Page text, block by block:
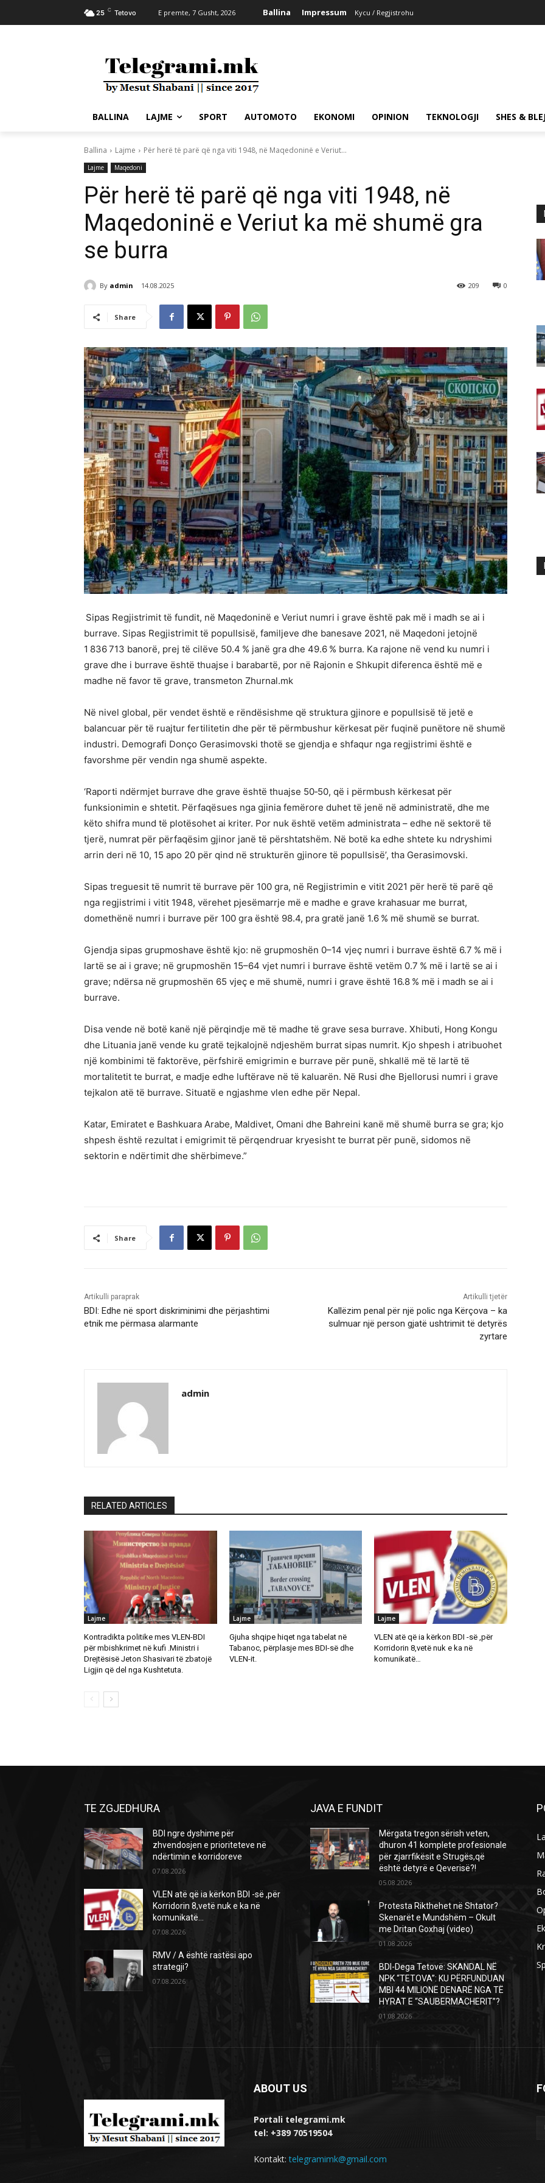
25 C Tetovo E premte, 7 Gusht, 2026 Ballina Impressum Kycu / Regjistrohu
BALLINA LAJME SPORT AUTOMOTO EKONOMI OPINION TEKNOLOGJI SHES &
Ballina Lajme Për herë të parë që nga viti 1948, në Maqedoninë e Veriut...
Lajme Maqedoni
Për herë të parë që nga viti 1948, në
Maqedoninë e Veriut ka më shumë gra
se burra
By admin 14.08.2025 0
209
Share
Sipas Regjistrimit të fundit, në Maqedoninë e Veriut numri i grave është pak më i madh se ai i
burrave. Sipas Regjistrimit të popullsisë, familjeve dhe banesave 2021, në Maqedoni jetojnë
1 836 713 banorë, prej të cilëve 50.4 % janë gra dhe 49.6 % burra. Ka rajone në vend ku numri i
grave dhe i burrave është thuajse i barabartë, por në Rajonin e Shkupit diferenca është më e
madhe në favor të grave, transmeton Zhurnal.mk
Në nivel global, për vendet është e rëndësishme që struktura gjinore e popullsisë të jetë e
balancuar për të ruajtur fertilitetin dhe për të përmbushur kërkesat për fuqinë punëtore në shumë
industri. Demografi Donço Gerasimovski thotë se gjendja e shfaqur nga regjistrimi është e
favorshme për vendin nga shumë aspekte.
‘Raporti ndërmjet burrave dhe grave është thuajse 50‑50, që i përmbush kërkesat për
funksionimin e shtetit. Përfaqësues nga gjinia femërore duhet të jenë në administratë, dhe me
këto shifra mund të plotësohet ai kriter. Por nuk është vetëm administrata – edhe në sektorë të
tjerë, numrat për përfaqësim gjinor janë të përshtatshëm. Në botë ka edhe shtete ku ndryshimi
arrin deri në 10, 15 apo 20 për qind në strukturën gjinore të popullsisë’, tha Gerasimovski.
Sipas treguesit të numrit të burrave për 100 gra, në Regjistrimin e vitit 2021 për herë të parë që
nga regjistrimi i vitit 1948, vërehet pjesëmarrje më e madhe e grave krahasuar me burrat,
domethënë numri i burrave për 100 gra është 98.4, pra gratë janë 1.6 % më shumë se burrat.
Gjendja sipas grupmoshave është kjo: në grupmoshën 0–14 vjeç numri i burrave është 6.7 % më i
lartë se ai i grave; në grupmoshën 15–64 vjet numri i burrave është vetëm 0.7 % më i lartë se ai i
grave; ndërsa në grupmoshën 65 vjeç e më shumë, numri i grave është 16.8 % më i madh se ai i
burrave.
Disa vende në botë kanë një përqindje më të madhe të grave sesa burrave. Xhibuti, Hong Kongu
dhe Lituania janë vende ku gratë tejkalojnë ndjeshëm burrat sipas numrit. Kjo shpesh i atribuohet
një kombinimi të faktorëve, përfshirë emigrimin e burrave për punë, shkallë më të lartë të
mortalitetit te burrat, e madje edhe luftërave në të kaluarën. Në Rusi dhe Bjellorusi numri i grave
tejkalon atë të burrave. Situatë e ngjashme vlen edhe për Nepal.
Katar, Emiratet e Bashkuara Arabe, Maldivet, Omani dhe Bahreini kanë më shumë burra se gra; kjo
shpesh është rezultat i emigrimit të përqendruar kryesisht te burrat për punë, sidomos në
sektorin e ndërtimit dhe shërbimeve.”
Share
Artikulli paraprak
BDI: Edhe në sport diskriminimi dhe përjashtimi
etnik me përmasa alarmante
Artikulli tjetër
Kallëzim penal për një polic nga Kërçova – ka
sulmuar një person gjatë ushtrimit të detyrës
zyrtare
admin
RELATED ARTICLES
Lajme
Kontradikta politike mes VLEN-BDI
për mbishkrimet në kufi .Ministri i
Drejtësisë Jeton Shasivari të zbatojë
Ligjin që del nga Kushtetuta.
Lajme
Gjuha shqipe hiqet nga tabelat në
Tabanoc, përplasje mes BDI-së dhe
VLEN-it.
Lajme
VLEN atë që ia kërkon BDI -së ,për
Korridorin 8,vetë nuk e ka në
komunikatë…
TE ZGJEDHURA
BDI ngre dyshime për
zhvendosjen e prioriteteve në
ndërtimin e korridoreve
07.08.2026
VLEN atë që ia kërkon BDI -së ,për
Korridorin 8,vetë nuk e ka në
komunikatë…
07.08.2026
RMV / A është rastësi apo
strategji?
07.08.2026
JAVA E FUNDIT
Mërgata tregon sërish veten,
dhuron 41 komplete profesionale
për zjarrfikësit e Strugës,që
është detyrë e Qeverisë?!
05.08.2026
Protesta Rikthehet në Shtator?
Skenarët e Mundshëm – Okult
me Dritan Goxhaj (video)
01.08.2026
BDI-Dega Tetovë: SKANDAL NË
NPK “TETOVA”: KU PËRFUNDUAN
MBI 44 MILIONË DENARË NGA TË
HYRAT E “SAUBERMACHERIT”?
01.08.2026
ABOUT US
Portali telegrami.mk
tel: +389 70519504
Kontakt:telegramimk@gmail.com